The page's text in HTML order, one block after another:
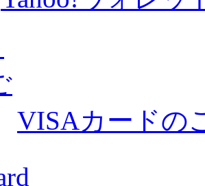
VISAカードの